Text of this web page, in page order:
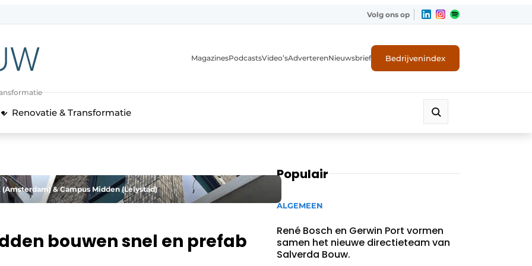
Volg ons op
MagazinesPodcastsVideo’sAdverterenNieuwsbrief Bedrijvenindex
Renovatie & Transformatie
& Campus Midden (Lelystad)
bouwen snel en prefab
Populair
ALGEMEEN
René Bosch en Gerwin Port vormen
samen het nieuwe directieteam van
Salverda Bouw.